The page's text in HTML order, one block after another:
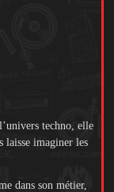
techno, elle
laisse imaginer les
dans son métier,